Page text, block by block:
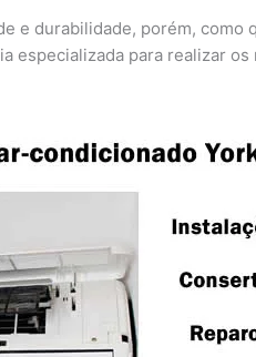
e durabilidade, porém, como
especializada para realizar